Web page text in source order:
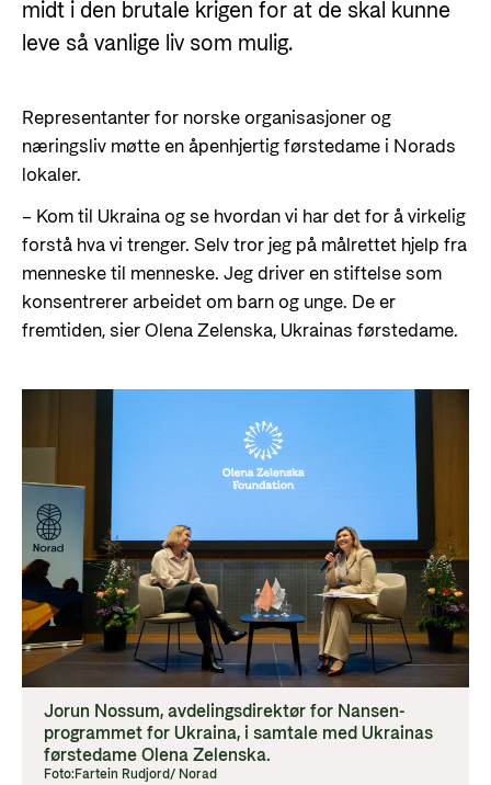
Styresett og økonomisk utvikling
For næringslivet
Norad - Partnerskap med privat sektor
Nyttige lenker
Viktige dokumenter og lenker
Partnerfordeling
Evalueringer (Norec)
Kontakt
Kontakt oss
Norads Varslingstjeneste
Presse og media
Logo
Personvern
midt i den brutale krigen for at de skal kunne
leve så vanlige liv som mulig.
Representanter for norske organisasjoner og
næringsliv møtte en åpenhjertig førstedame i Norads
lokaler.
– Kom til Ukraina og se hvordan vi har det for å virkelig
forstå hva vi trenger. Selv tror jeg på målrettet hjelp fra
menneske til menneske. Jeg driver en stiftelse som
konsentrerer arbeidet om barn og unge. De er
fremtiden, sier Olena Zelenska, Ukrainas førstedame.
Jorun Nossum, avdelingsdirektør for Nansen-
programmet for Ukraina, i samtale med Ukrainas
førstedame Olena Zelenska.
Foto:Fartein Rudjord/ Norad